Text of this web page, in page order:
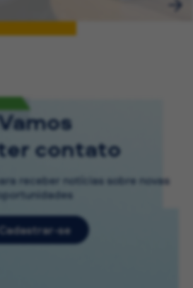
contato
receber notícias sobre novas
oportunidades
Cadastrar-se